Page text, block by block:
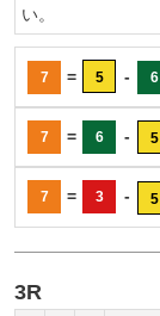
い。
7 = 5 - 6
7 = 6 - 5
7 = 3 - 5
3R